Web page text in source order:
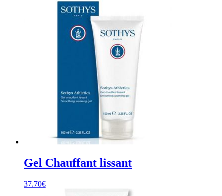
Gel Chauffant lissant
37.70€